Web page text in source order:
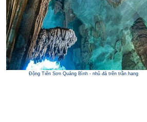
Động Tiên Sơn Quảng Bình - nhũ đá trên trần hang